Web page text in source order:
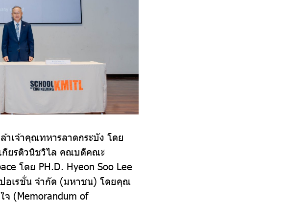
าเจ้าคุณทหารลาดกระบัง โดย
กียรติวนิชวิไล คณบดีคณะ
โดย PH.D. Hyeon Soo Lee
อเรชั่น จำกัด (มหาชน) โดยคุณ
(Memorandum of